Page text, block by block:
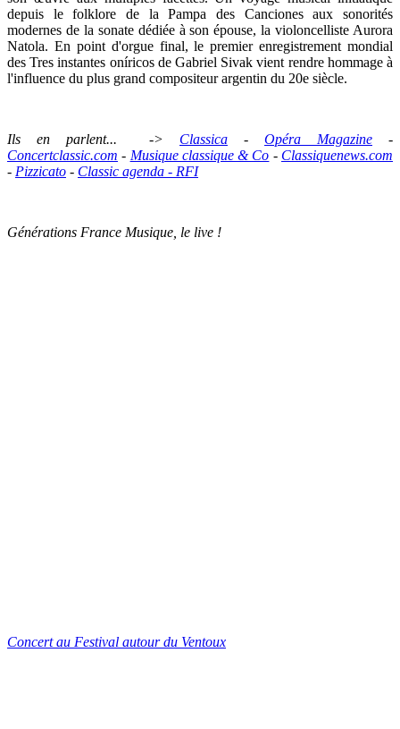
depuis le folklore de la Pampa des Cancionesaux sonorités
modernes de la sonate dédiée à son épouse, la violoncelliste Aurora
Natola. En point d'orgue final, le premier enregistrement mondial
desTres instantes oníricosde Gabriel Sivak vient rendre hommage à
l'influence du plus grand compositeur argentin du 20e siècle.
Ils en parlent... -> Classica - Opéra Magazine -
Concertclassic.com - Musique classique & Co - Classiquenews.com
- Pizzicato - Classic agenda - RFI
Générations France Musique, le live !
Concert au Festival autour du Ventoux